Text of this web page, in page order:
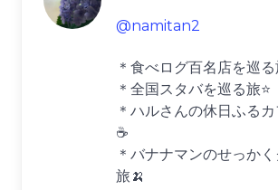
@namitan2
＊食べログ百名店を巡
＊全国スタバを巡る旅⭐️
＊ハルさんの休日ふる
☕️
＊バナナマンのせっか
旅🍌